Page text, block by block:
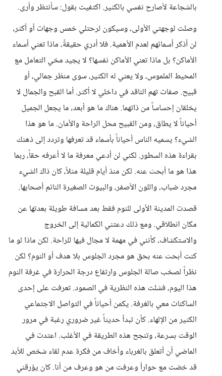
بالشجاعة لأصارح نفسي بالكثير. اكتفيت بقول: سأنتظر وأرى.
وصلت لوجهتي الأولى، وسيكون لرحتلي خمس وجهات أو أكثر،
لن أذكر أسمائهم لعدم الأهمية. فلا أدري حقيقةً، ماذا تعني أسماء
الأماكن؟ بل ماذا تعني الأماكن نفسها؟ لا يجيد مخي التعامل مع
المحيط الملموس، ولا يعني له الكثير، سوى منظر جمالي، أو
قبيح. صفات تهم الناقد في داخلي لا أكثر. أما القبح والجمال لا
يخلقان إحساساً من ذاتهما. هناك ما هو أبعد، ما يجعل الجميل
أحياناً لا يطاق، ومن القبيح محل الراحة والأمان. ما هو هذا
الشيء؟ يسميه الناس أحياناً بأسماء قد تعرفها وتردد إلى ذهنك
بقراءة هذه السطور. لكني لن أدعي معرفة ما لا أعرفه حقاً، ربما
هذا هو ما أبحث عنه. لكن منذ أيام قليلة مثلاً، كان ذاك الشيء
مجرد ضباب، واللون الأصفر، والبيوت الصغيرة النائم أصحابها.
قصدت المدينة الأولى للنوم فقط بعد مسافة طويلة بعدتها عن
مكان انطلاقي. ومع ذلك دعتني الكمالية إلى الخروج
والاستكشاف، كأنني في مهمة لا مجال فيها للراحة. لكن ماذا لو ما
كنت أبحث عنه بحق هو مجرد الجلوس بلا هدف أو النوم؟ لكن
نظراً لصخب صالة الجلوس وارتفاع درجة الحرارة في غرفة النوم
هذا اليوم، فشلت هذه النظرية في الصمود. تعرفت على إحدى
الساكنات معي بالغرفة. يكمن أحياناً في التواصل الاجتماعي
الكثير من الإلهاء. كأن تبدأ حديثاً غير ضروري رغبة في مرور
الوقت بسرعة، وتنجح هذه الطريقة في الأغلب. اعتدت في
الماضي أن أتعلق بالغرباء وأخاف من فكرة عدم لقاء شخص للأبد
قد خضت مع حوارأ وعرفت من هو وعرف من أنا. كان يؤرقني